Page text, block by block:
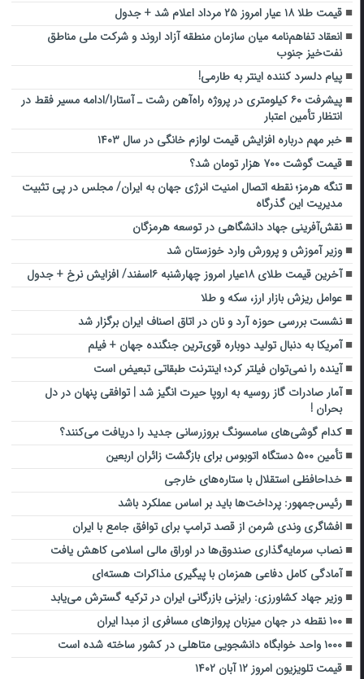
قیمت طلا ۱۸ عیار امروز ۲۵ مرداد اعلام شد + جدول
انعقاد تفاهم‌نامه میان سازمان منطقه آزاد اروند و شرکت ملی مناطق
نفت‌خیز جنوب
پیام دلسرد کننده اینتر به طارمی!
پیشرفت ۶۰ کیلومتری در پروژه راه‌آهن رشت ـ آستارا/ادامه مسیر فقط در
انتظار تأمین اعتبار
خبر مهم درباره افزایش قیمت لوازم خانگی در سال ۱۴۰۳
قیمت گوشت ۷۰۰ هزار تومان شد؟
تنگه هرمز؛ نقطه اتصال امنیت انرژی جهان به ایران/ مجلس در پی تثبیت
مدیریت این گذرگاه
نقش‌آفرینی جهاد دانشگاهی در توسعه هرمزگان
وزیر آموزش و پرورش وارد خوزستان شد
آخرین قیمت طلای ۱۸عیار امروز چهارشنبه ۶اسفند/ افزایش نرخ + جدول
عوامل ریزش بازار ارز،‌ سکه و طلا
نشست بررسی حوزه آرد و نان در اتاق اصناف ایران برگزار شد
آمریکا به دنبال تولید دوباره قوی‌ترین جنگنده جهان + فیلم
آینده را نمی‌توان فیلتر کرد؛ اینترنت طبقاتی تبعیض است
آمار صادرات گاز روسیه به اروپا حیرت انگیز شد | توافقی پنهان در دل
بحران !
کدام گوشی‌های سامسونگ بروزرسانی جدید را دریافت می‌کنند؟
تأمین ۵۰۰ دستگاه اتوبوس برای بازگشت زائران اربعین
خداحافظی استقلال با ستاره‌های خارجی
رئیس‌جمهور: پرداخت‌ها باید بر اساس عملکرد باشد
افشاگری وندی شرمن از قصد ترامپ برای توافق جامع با ایران
نصاب سرمایه‌گذاری صندوق‌ها در اوراق مالی اسلامی کاهش یافت
آمادگی کامل دفاعی همزمان با پیگیری مذاکرات هسته‌ای
وزیر جهاد کشاورزی: رایزنی بازرگانی ایران در ترکیه گسترش می‌یابد
۱۰۰ نقطه در جهان میزبان پروازهای مسافری از مبدا ایران
۱۰۰۰ واحد خوابگاه دانشجویی متاهلی در کشور ساخته شده است
قیمت تلویزیون امروز ۱۲ آبان ۱۴۰۲